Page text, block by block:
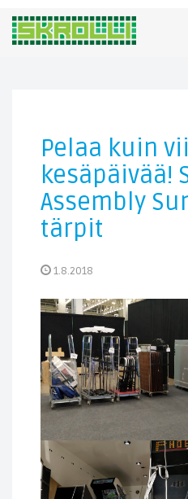
Pelaa kuin
kesäpäivää!
Assembly
tärpit
1.8.2018